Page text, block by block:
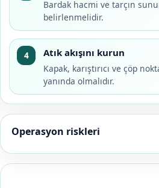
Bardak hacmi ve tarçın
belirlenmelidir.
4 Atık akışını kurun
Kapak, karıştırıcı ve çöp
yanında olmalıdır.
Operasyon riskleri